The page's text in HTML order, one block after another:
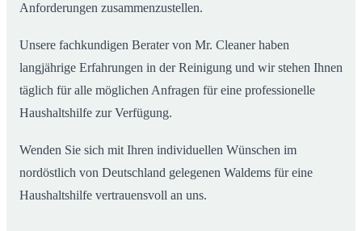
Anforderungen zusammenzustellen.
Unsere fachkundigen Berater von Mr. Cleaner haben
langjährige Erfahrungen in der Reinigung und wir stehen Ihnen
täglich für alle möglichen Anfragen für eine professionelle
Haushaltshilfe zur Verfügung.
Wenden Sie sich mit Ihren individuellen Wünschen im
nordöstlich von Deutschland gelegenen Waldems für eine
Haushaltshilfe vertrauensvoll an uns.